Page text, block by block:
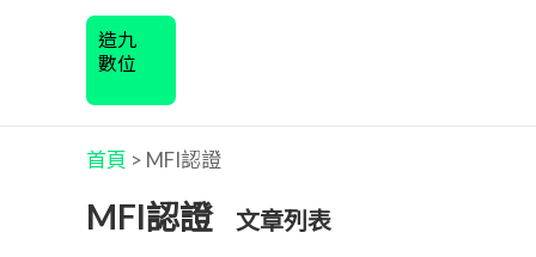
造九
數位
首頁 > MFI認證
MFI認證 文章列表